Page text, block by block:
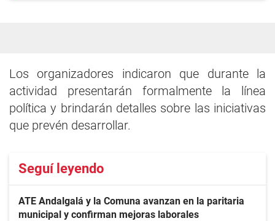
Los organizadores indicaron que durante la
actividad presentarán formalmente la línea
política y brindarán detalles sobre las iniciativas
que prevén desarrollar.
Seguí leyendo
ATE Andalgalá y la Comuna avanzan en la paritaria
municipal y confirman mejoras laborales